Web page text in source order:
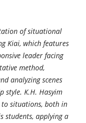
of situational
Kiai, which features
leader facing
method,
analyzing scenes
style. K.H. Hasyim
situations, both in
students, applying a